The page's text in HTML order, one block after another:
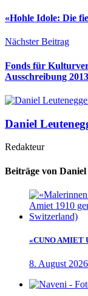
«Hohle Idole: Die
Nächster Beitrag
Fonds für
Ausschreibung 2013
Daniel
Redakteur
Beiträge von
«CUNO AMIET
8. August 2026